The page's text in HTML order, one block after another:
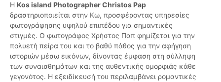
Η Kos island Photographer Christos Pap
δραστηριοποιείται στην Κω, προσφέροντας υπηρεσίες
φωτογράφησης υψηλού επιπέδου για σημαντικές
στιγμές. Ο φωτογράφος Χρήστος Παπ φημίζεται για την
πολυετή πείρα του και το βαθύ πάθος για την αφήγηση
ιστοριών μέσω εικόνων, δίνοντας έμφαση στη σύλληψη
των συναισθημάτων και της αυθεντικής ομορφιάς κάθε
γεγονότος. Η εξειδίκευσή του περιλαμβάνει ρομαντικές